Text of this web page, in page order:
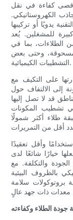
كفاءة في نقل
الكهروستاتيكي.
يدويًا أو تركيبها
للمشغلين. يُعد
الطلاءات، بما في
وحتى بعض
التشطيبات الكيميائية.
على التكيف مع
إلى الالتفاف حول
قد لا تصل إليها
تشطيب المكونات
طلاء أكثر شمولًا
وأقل تعقيدًا
خيارًا شائعًا لدى
والتكلفة. مع
بالظروف البيئية
بروتوكولات سلامة
جودة الطلاء وكفاءته